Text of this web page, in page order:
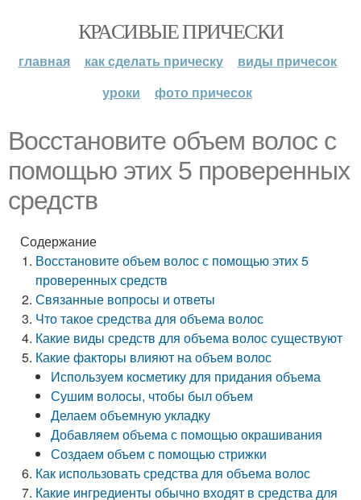
КРАСИВЫЕ ПРИЧЕСКИ
главная как сделать прическу
виды причесок
уроки
фото причесок
Восстановите объем волос с
помощью этих 5 проверенных
средств
Содержание
Восстановите объем волос с помощью этих 5
проверенных средств
Связанные вопросы и ответы
Что такое средства для объема волос
Какие виды средств для объема волос существуют
Какие факторы влияют на объем волос
Используем косметику для придания объема
Сушим волосы, чтобы был объем
Делаем объемную укладку
Добавляем объема с помощью окрашивания
Создаем объем с помощью стрижки
Как использовать средства для объема волос
Какие ингредиенты обычно входят в средства для